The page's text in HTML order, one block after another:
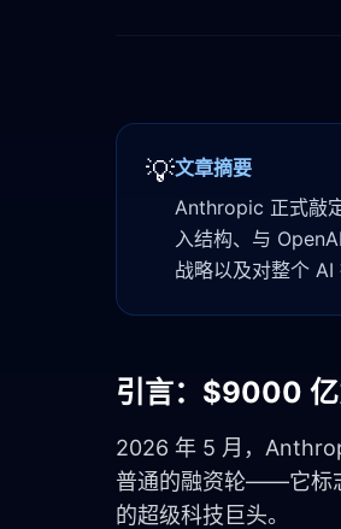
💡文章摘要
Anthropic 正式敲
入结构、与
战略以及对整个 AI
引言：$9000 亿
2026 年 5 月，
普通的融资轮——它标
的超级科技巨头。